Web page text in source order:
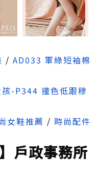
/ AD033 軍綠短袖棉
-P344 撞色低跟穆
女鞋推薦 / 時尚配件
戶政事務所